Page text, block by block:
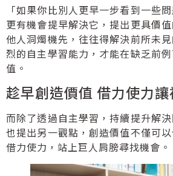
「如果你比別人更早一步看到一些
更有機會提早解決它，提出更具價
他人洞燭機先，往往得解決前所未
烈的自主學習能力，才能在缺乏前
值。
趁早創造價值 借力使力
而除了透過自主學習，持續提升解
也提出另一觀點，創造價值不僅可
借力使力，站上巨人肩膀尋找機會。